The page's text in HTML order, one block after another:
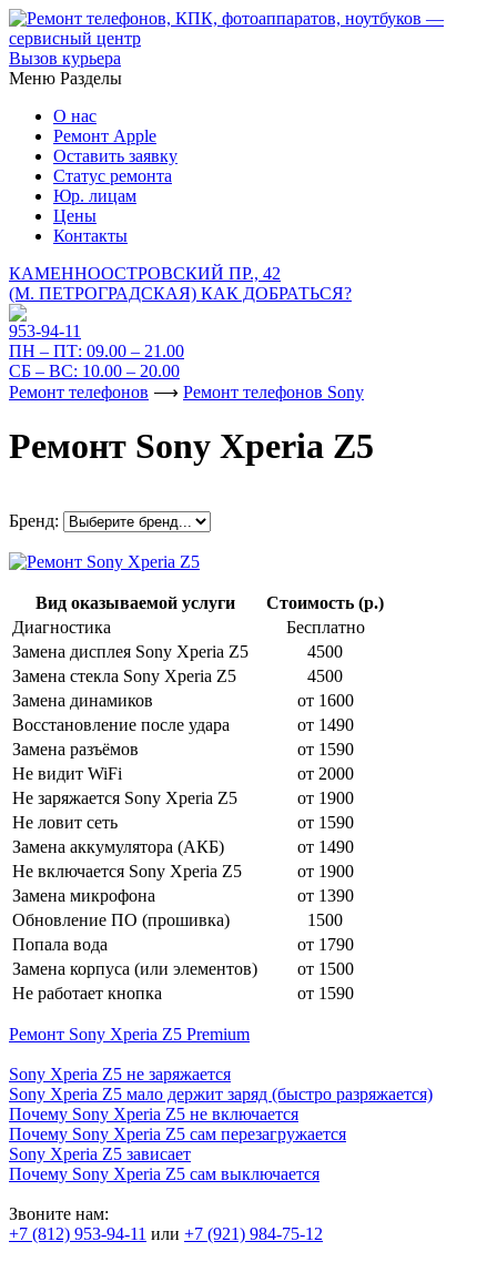
Вызов курьера
Меню Разделы
О нас
Ремонт Apple
Оставить заявку
Статус ремонта
Юр. лицам
Цены
Контакты
КАМЕННООСТРОВСКИЙ ПР., 42
(М. ПЕТРОГРАДСКАЯ) КАК ДОБРАТЬСЯ?
953-94-11
ПН – ПТ: 09.00 – 21.00
СБ – ВС: 10.00 – 20.00
Ремонт телефонов ⟶ Ремонт телефонов Sony
Ремонт Sony Xperia Z5
Бренд:
Вид оказываемой услуги
Стоимость (р.)
Диагностика
Бесплатно
Замена дисплея Sony Xperia Z5
4500
Замена стекла Sony Xperia Z5
4500
Замена динамиков
от 1600
Восстановление после удара
от 1490
Замена разъёмов
от 1590
Не видит WiFi
от 2000
Не заряжается Sony Xperia Z5
от 1900
Не ловит сеть
от 1590
Замена аккумулятора (АКБ)
от 1490
Не включается Sony Xperia Z5
от 1900
Замена микрофона
от 1390
Обновление ПО (прошивка)
1500
Попала вода
от 1790
Замена корпуса (или элементов)
от 1500
Не работает кнопка
от 1590
Ремонт Sony Xperia Z5 Premium
Sony Xperia Z5 не заряжается
Sony Xperia Z5 мало держит заряд (быстро разряжается)
Почему Sony Xperia Z5 не включается
Почему Sony Xperia Z5 сам перезагружается
Sony Xperia Z5 зависает
Почему Sony Xperia Z5 сам выключается
Звоните нам:
+7 (812) 953-94-11 или +7 (921) 984-75-12